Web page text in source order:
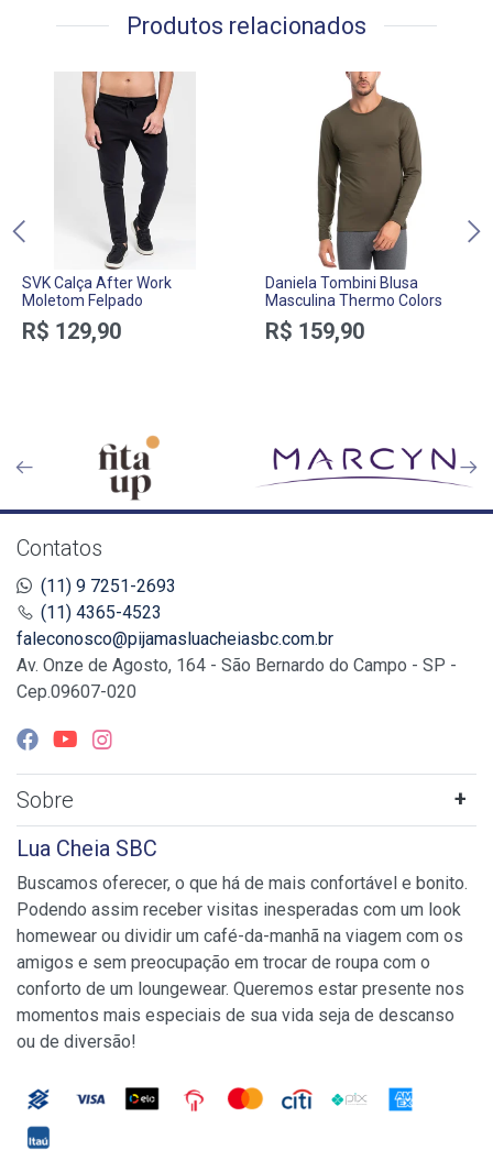
Produtos relacionados
SVK Calça After Work
Moletom Felpado
R$ 129,90
Daniela Tombini Blusa
Masculina Thermo Colors
R$ 159,90
Contatos
(11) 9 7251-2693
(11) 4365-4523
faleconosco@pijamasluacheiasbc.com.br
Av. Onze de Agosto, 164 - São Bernardo do Campo - SP -
Cep.09607-020
Sobre
Lua Cheia SBC
Buscamos oferecer, o que há de mais confortável e bonito.
Podendo assim receber visitas inesperadas com um look
homewear ou dividir um café-da-manhã na viagem com os
amigos e sem preocupação em trocar de roupa com o
conforto de um loungewear. Queremos estar presente nos
momentos mais especiais de sua vida seja de descanso
ou de diversão!